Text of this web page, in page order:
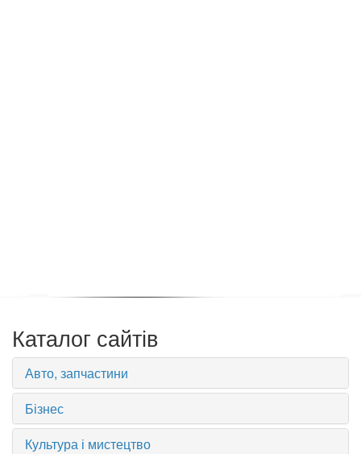
Каталог сайтів
Авто, запчастини
Бізнес
Культура і мистецтво